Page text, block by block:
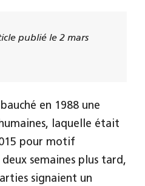
publié le 2 mars
en 1988 une
laquelle était
pour motif
semaines plus tard,
signaient un